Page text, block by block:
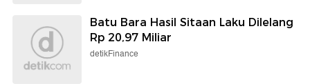
Batu Bara Hasil Sitaan Laku Dilelang
Rp 20,97 Miliar
detikFinance